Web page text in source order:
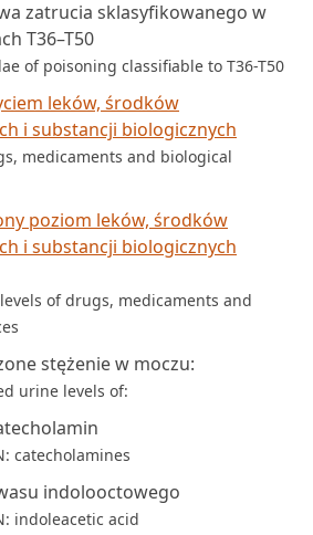
zatrucia sklasyfikowanego w
T36–T50
of poisoning classifiable to T36-T50
leków, środków
i substancji biologicznych
medicaments and biological
poziom leków, środków
i substancji biologicznych
of drugs, medicaments and
stężenie w moczu:
urine levels of:
catecholamines
indolooctowego
indoleacetic acid